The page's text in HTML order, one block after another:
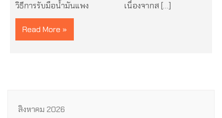
วิธีการรับมือน้ำมันแพง เนื่องจากส […]
Read More »
สิงหาคม 2026